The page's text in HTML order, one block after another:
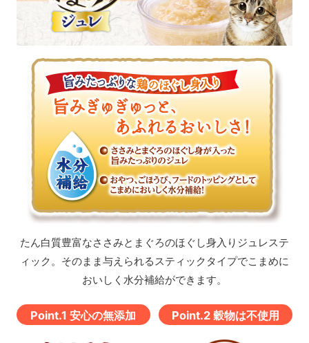
たん白質豊富なささみとまぐろのほぐし身入りジュレステ
ィック。 そのまま与えられるスティックタイプでこまめに
おいしく水分補給ができます。
Point.1 安心の無添加 Point.2 穀物は不使用